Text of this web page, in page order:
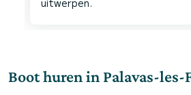
Boot huren in Palavas-